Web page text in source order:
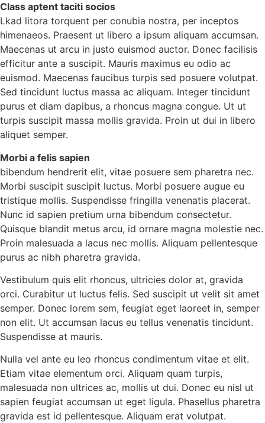
Class aptent taciti socios
Lkad litora torquent per conubia nostra, per inceptos
himenaeos. Praesent ut libero a ipsum aliquam accumsan.
Maecenas ut arcu in justo euismod auctor. Donec facilisis
efficitur ante a suscipit. Mauris maximus eu odio ac
euismod. Maecenas faucibus turpis sed posuere volutpat.
Sed tincidunt luctus massa ac aliquam. Integer tincidunt
purus et diam dapibus, a rhoncus magna congue. Ut ut
turpis suscipit massa mollis gravida. Proin ut dui in libero
aliquet semper.
Morbi a felis sapien
bibendum hendrerit elit, vitae posuere sem pharetra nec.
Morbi suscipit suscipit luctus. Morbi posuere augue eu
tristique mollis. Suspendisse fringilla venenatis placerat.
Nunc id sapien pretium urna bibendum consectetur.
Quisque blandit metus arcu, id ornare magna molestie nec.
Proin malesuada a lacus nec mollis. Aliquam pellentesque
purus ac nibh pharetra gravida.
Vestibulum quis elit rhoncus, ultricies dolor at, gravida
orci. Curabitur ut luctus felis. Sed suscipit ut velit sit amet
semper. Donec lorem sem, feugiat eget laoreet in, semper
non elit. Ut accumsan lacus eu tellus venenatis tincidunt.
Suspendisse at mauris.
Nulla vel ante eu leo rhoncus condimentum vitae et elit.
Etiam vitae elementum orci. Aliquam quam turpis,
malesuada non ultrices ac, mollis ut dui. Donec eu nisl ut
sapien feugiat accumsan ut eget ligula. Phasellus pharetra
gravida est id pellentesque. Aliquam erat volutpat.